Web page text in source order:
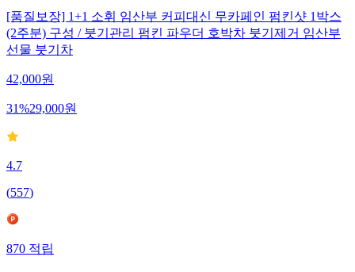
[품질보장] 1+1 소휘 임산부 커피대신 무카페인 펌킨샷 1박스
(2주분) 구성 / 붓기관리 펌킨 파우더 호박차 붓기제거 임산부
선물 붓기차
42,000원
31%29,000원
4.7
(557)
870적립